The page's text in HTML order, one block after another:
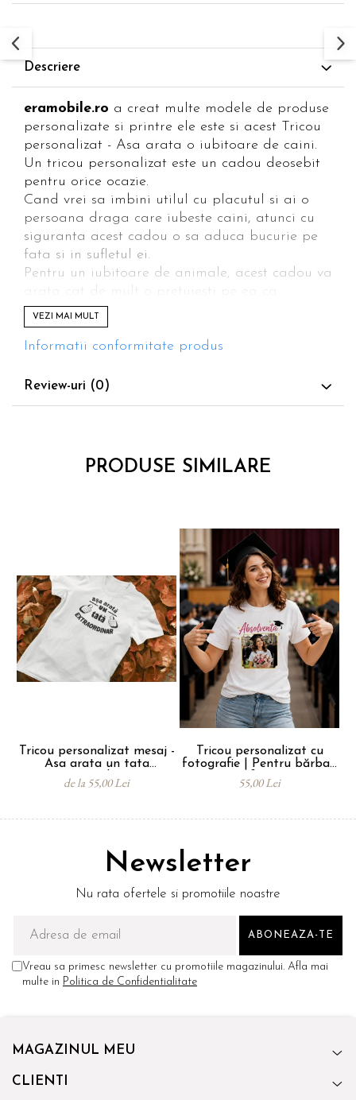
Descriere
eramobile.ro a creat multe modele de produse
personalizate si printre ele este si acest Tricou
personalizat - Asa arata o iubitoare de caini.
Un tricou personalizat este un cadou deosebit
pentru orice ocazie.
Cand vrei sa imbini utilul cu placutul si ai o
persoana draga care iubeste caini, atunci cu
siguranta acest cadou o sa aduca bucurie pe
fata si in sufletul ei.
Pentru un iubitoare de animale, acest cadou va
persoana si hobby-urile pe care le are.
Va vedea ca nu iti sunt indiferente lucrurile la
care tine si cu siguranta relatia dintre voi se
Acest Tricou Personalizat - Asa arata o
ardezii, ceasuri etc.
Trebuie doar sa comanzi produsul dorit si noi
Daca esti multumit de produsele noastre, te
rog sa lasi un mesaj pe aceasta pagina.
VEZI MAI MULT
Informatii conformitate produs
Review-uri (0)
PRODUSE SIMILARE
Tricou personalizat mesaj -
Asa arata un tata
extraordinar
de la 55,00 Lei
Tricou personalizat cu
fotografie | Pentru bărbați
și femei
55,00 Lei
Newsletter
Nu rata ofertele si promotiile noastre
Vreau sa primesc newsletter cu promotiile magazinului. Afla mai
multe in Politica de Confidentialitate
MAGAZINUL MEU
CLIENTI